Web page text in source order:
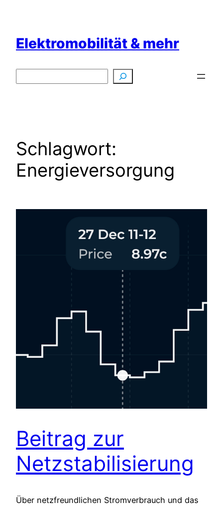
springen
Elektromobilität & mehr
Schlagwort:
Energieversorgung
Beitrag zur
Netzstabilisierung
Über netzfreundlichen Stromverbrauch und das